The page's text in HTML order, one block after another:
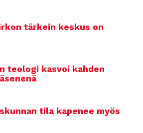
tärkein keskus on
teologi kasvoi kahden
tila kapenee myös